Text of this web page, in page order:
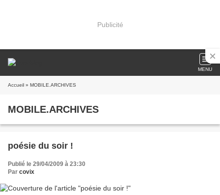
Publicité
MENU
Accueil » MOBILE.ARCHIVES
MOBILE.ARCHIVES
poésie du soir !
Publié le 29/04/2009 à 23:30
Par covix